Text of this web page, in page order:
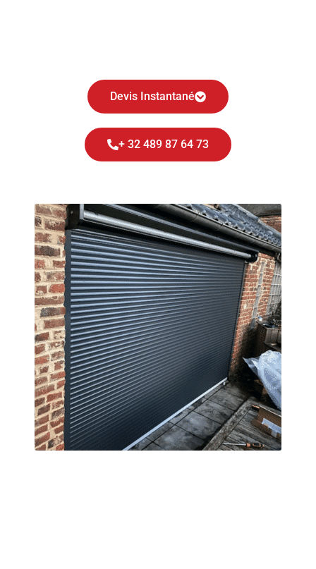
Devis Instantané
+ 32 489 87 64 73